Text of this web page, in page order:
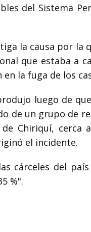
del Sistema
la causa por la
que estaba a
la fuga de los
luego de
de un grupo de
Chiriquí,
el incidente.
cárceles del
%".